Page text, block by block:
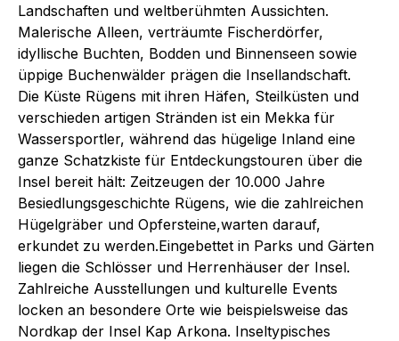
Landschaften und weltberühmten Aussichten.
Malerische Alleen, verträumte Fischerdörfer,
idyllische Buchten, Bodden und Binnenseen sowie
üppige Buchenwälder prägen die Insellandschaft.
Die Küste Rügens mit ihren Häfen, Steilküsten und
verschieden artigen Stränden ist ein Mekka für
Wassersportler, während das hügelige Inland eine
ganze Schatzkiste für Entdeckungstouren über die
Insel bereit hält: Zeitzeugen der 10.000 Jahre
Besiedlungsgeschichte Rügens, wie die zahlreichen
Hügelgräber und Opfersteine,warten darauf,
erkundet zu werden.Eingebettet in Parks und Gärten
liegen die Schlösser und Herrenhäuser der Insel.
Zahlreiche Ausstellungen und kulturelle Events
locken an besondere Orte wie beispielsweise das
Nordkap der Insel Kap Arkona. Inseltypisches